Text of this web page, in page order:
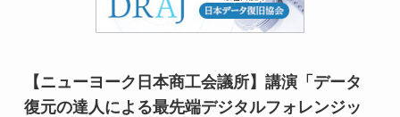
【ニューヨーク日本商工会議所】講演「データ
復元の達人による最先端デジタルフォレンジッ